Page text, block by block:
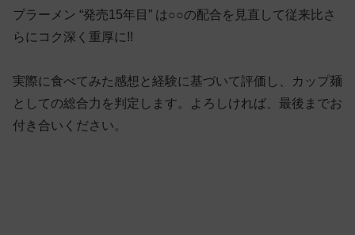
プラーメン “発売15年目” は○○の配合を見直して従来比さ
らにコク深く重厚に!!
実際に食べてみた感想と経験に基づいて評価し、カップ麺
としての総合力を判定します。よろしければ、最後までお
付き合いください。